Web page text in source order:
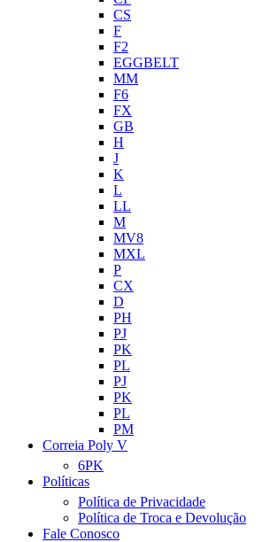
CS
F
F2
EGGBELT
MM
F6
FX
GB
H
J
K
L
LL
M
MV8
MXL
P
CX
D
PH
PJ
PK
PL
PJ
PK
PL
PM
Correia Poly V
6PK
Políticas
Política de Privacidade
Política de Troca e Devolução
Fale Conosco